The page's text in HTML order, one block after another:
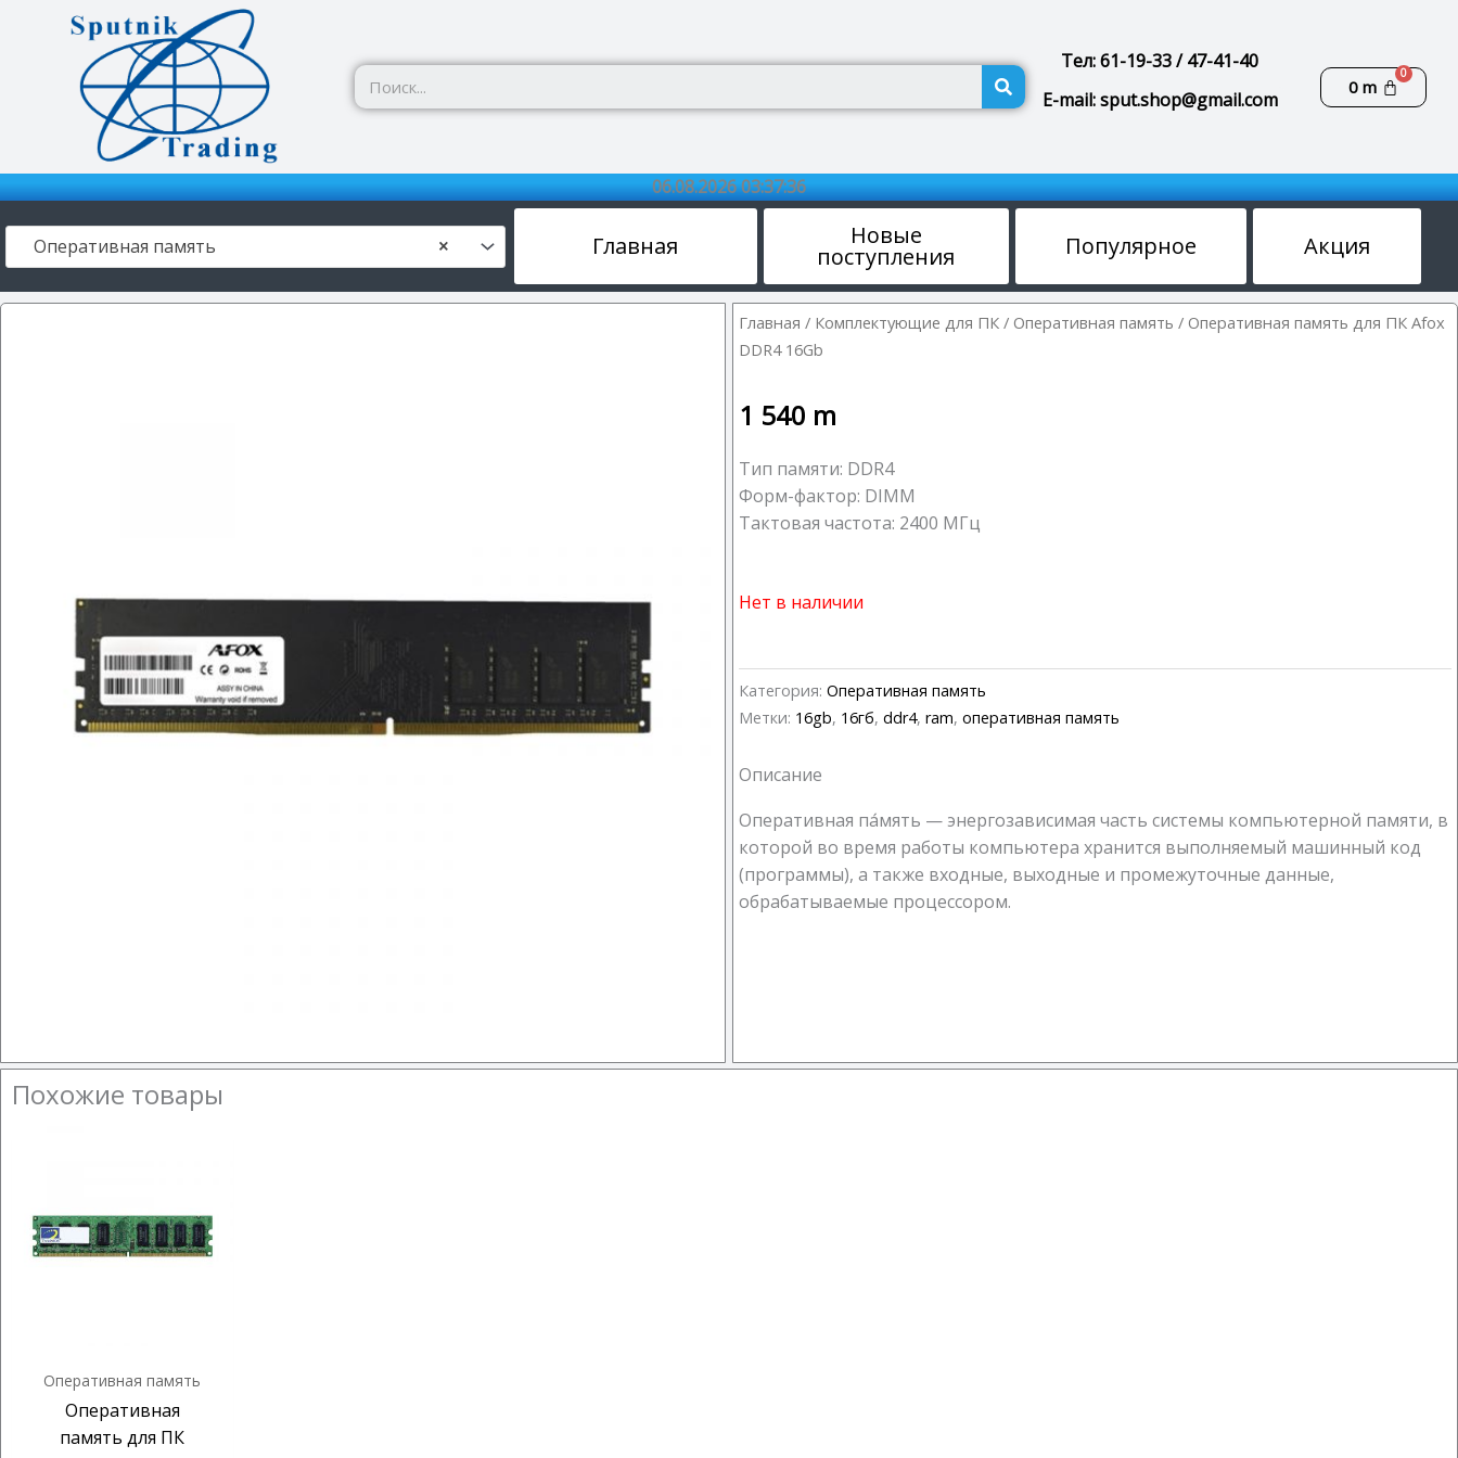
Перейти
содержимому
Поиск Тел: 61-19-33 / 47-41-40
E-mail: sput.shop@gmail.com
0m
06.08.2026 03:37:37
×
Оперативная память Главная Новые
поступления Популярное Акция
Главная / Комплектующие для ПК / Оперативная память / Оперативная память для ПК Afox
DDR4 16Gb
1 540 m
Тип памяти: DDR4
Форм-фактор: DIMM
Тактовая частота: 2400 МГц
Нет в наличии
Категория: Оперативная память
Метки: 16gb, 16гб, ddr4, ram, оперативная память
Описание
Оперативная па́мять — энергозависимая часть системы компьютерной памяти, в
которой во время работы компьютера хранится выполняемый машинный код
(программы), а также входные, выходные и промежуточные данные,
обрабатываемые процессором.
Похожие товары
Оперативная память
Оперативная
память для ПК